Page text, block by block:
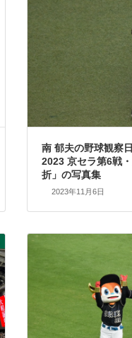
南 郁夫の野球観察
2023 京セラ第6戦
折」の写真集
2023年11月6日